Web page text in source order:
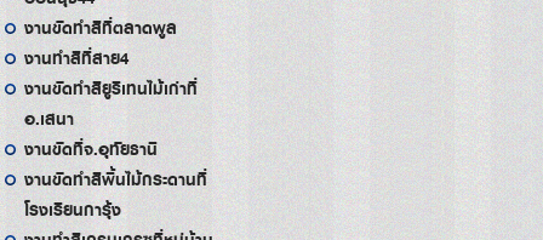
งานขัดทำสีที่ตลาดพูล
งานทำสีที่สาย4
งานขัดทำสียูริเทนไม้เก่าที่
อ.เสนา
งานขัดที่จ.อุทัยธานี
งานขัดทำสีพื้นไม้กระดานที่
โรงเรียนการุ้ง